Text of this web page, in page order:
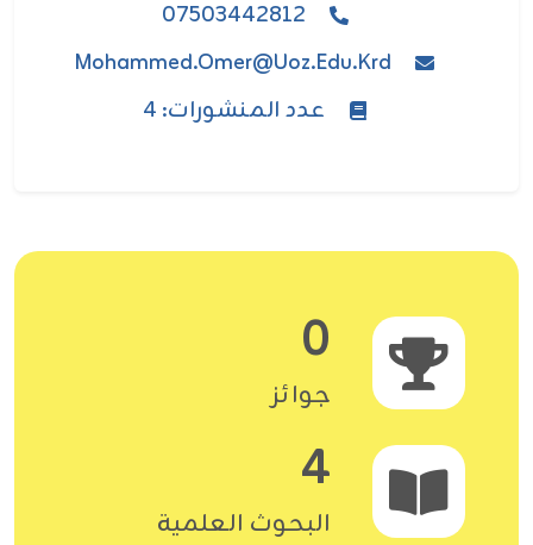
07503442812
Mohammed.omer@uoz.edu.krd
عدد المنشورات: 4
0
جوائز
4
البحوث العلمية